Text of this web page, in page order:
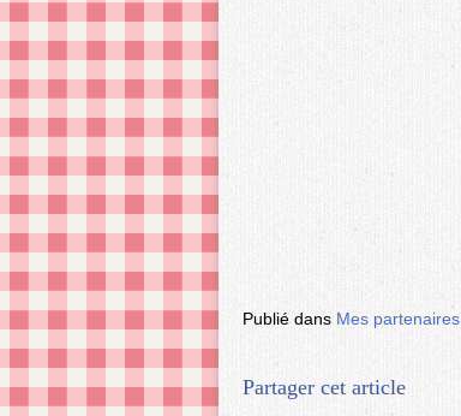
Publié dans Mes partenaires
Partager cet article